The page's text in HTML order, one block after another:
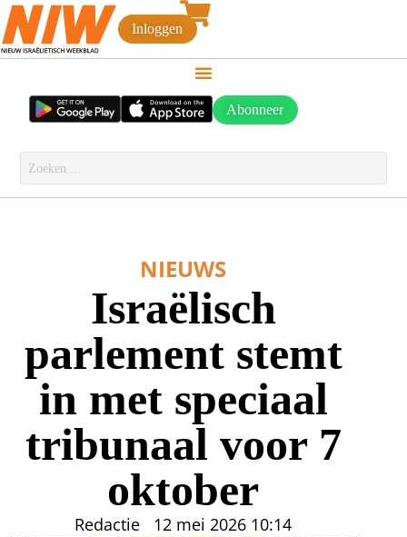
Inloggen
Abonneer
NIEUWS
Israëlisch
parlement stemt
in met speciaal
tribunaal voor 7
oktober
Redactie 12 mei 2026 10:14